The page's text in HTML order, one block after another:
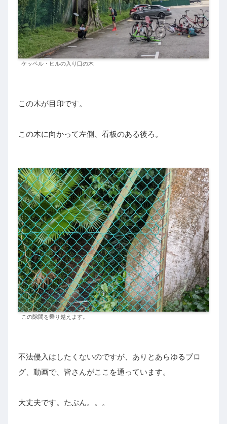
ケッペル・ヒルの入り口の木
この木が目印です。
この木に向かって左側、看板のある後ろ。
この隙間を乗り越えます。
不法侵入はしたくないのですが、ありとあらゆるブロ
グ、動画で、皆さんがここを通っています。
大丈夫です。たぶん。。。